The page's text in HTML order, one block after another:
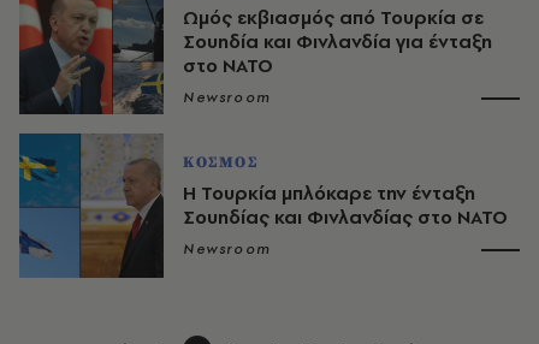
Ωμός εκβιασμός από Τουρκία σε
Σουηδία και Φινλανδία για ένταξη
στο ΝΑΤΟ
Newsroom
ΚΟΣΜΟΣ
Η Τουρκία μπλόκαρε την ένταξη
Σουηδίας και Φινλανδίας στο ΝΑΤΟ
Newsroom